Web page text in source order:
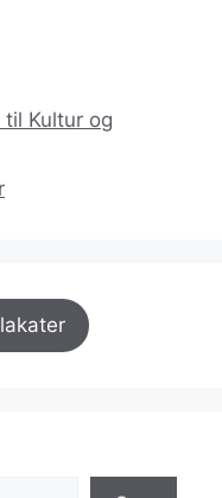
Kultur og